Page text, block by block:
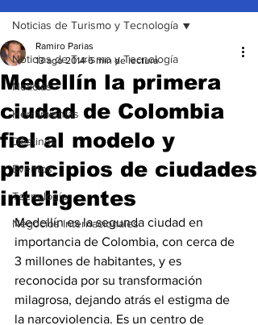
Noticias de Turismo y Tecnología
Noticias
Herramientas
Destinos
Eventos
Tecnología
Negocios Internacionales
Noticias de Turismo y Tecnología
Medellín la primera
ciudad de Colombia
fiel al modelo y
principios de ciudades
inteligentes
Ramiro Parias
13 ago 2014 6 min de lectura
Medellín es la segunda ciudad en
importancia de Colombia, con cerca de
3 millones de habitantes, y es
reconocida por su transformación
milagrosa, dejando atrás el estigma de
la narcoviolencia. Es un centro de